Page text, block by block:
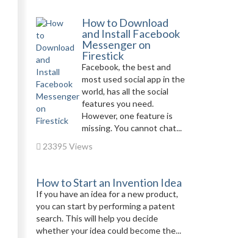
How to Download
and Install Facebook
Messenger on
Firestick
Facebook, the best and
most used social app in the
world, has all the social
features you need.
However, one feature is
missing. You cannot chat...
23395 Views
How to Start an Invention Idea
If you have an idea for a new product,
you can start by performing a patent
search. This will help you decide
whether your idea could become the...